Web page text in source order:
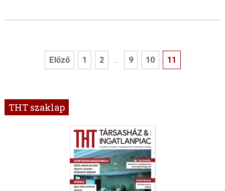
Előző 1 2 ... 9 10 11
THT szaklap